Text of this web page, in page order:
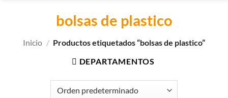
bolsas de plastico
Inicio / Productos etiquetados “bolsas de plastico”
DEPARTAMENTOS